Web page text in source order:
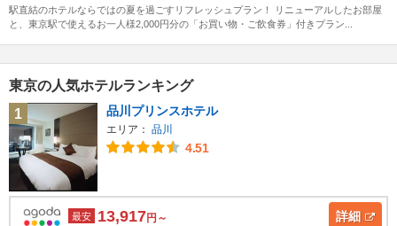
駅直結のホテルならではの夏を過ごすリフレッシュプラン！ リニューアルしたお部屋
と、東京駅で使えるお一人様2,000円分の「お買い物・ご飲食券」付きプラン...
東京の人気ホテルランキング
1
品川プリンスホテル
エリア： 品川
4.51
最安 13,917円～ 詳細